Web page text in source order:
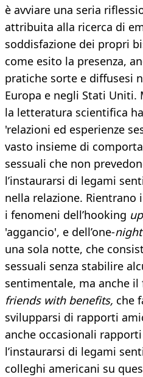
è avviare una seria
attribuita alla ricerca di
soddisfazione dei propri
come esito la presenza,
pratiche sorte e diffusesi
Europa e negli Stati Uniti.
la letteratura scientifica
'relazioni ed esperienze
vasto insieme di
sessuali che non
l’instaurarsi di legami
nella relazione. Rientrano
i fenomeni dell’hooking
'aggancio', e dell’one-
una sola notte, che
sessuali senza stabilire
sentimentale, ma anche
friends with benefits, che
svilupparsi di rapporti
anche occasionali
l’instaurarsi di legami
colleghi americani su